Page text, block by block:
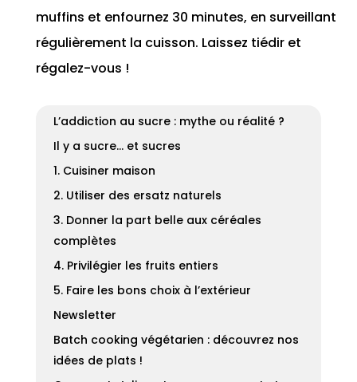
muffins et enfournez 30 minutes, en surveillant
régulièrement la cuisson. Laissez tiédir et
régalez-vous !
L’addiction au sucre : mythe ou réalité ?
Il y a sucre… et sucres
1. Cuisiner maison
2. Utiliser des ersatz naturels
3. Donner la part belle aux céréales
complètes
4. Privilégier les fruits entiers
5. Faire les bons choix à l’extérieur
Newsletter
Batch cooking végétarien : découvrez nos
idées de plats !